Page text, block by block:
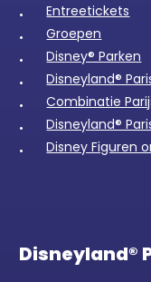
Entreetickets
Groepen
Disney® Parken
Disneyland®
Combinatie
Disneyland®
Disney Figuren
Disneyland®